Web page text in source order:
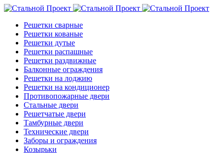
Решетки сварные
Решетки кованые
Решетки дутые
Решетки распашные
Решетки раздвижные
Балконные ограждения
Решетки на лоджию
Решетки на кондиционер
Противопожарные двери
Стальные двери
Решетчатые двери
Тамбурные двери
Технические двери
Заборы и ограждения
Козырьки